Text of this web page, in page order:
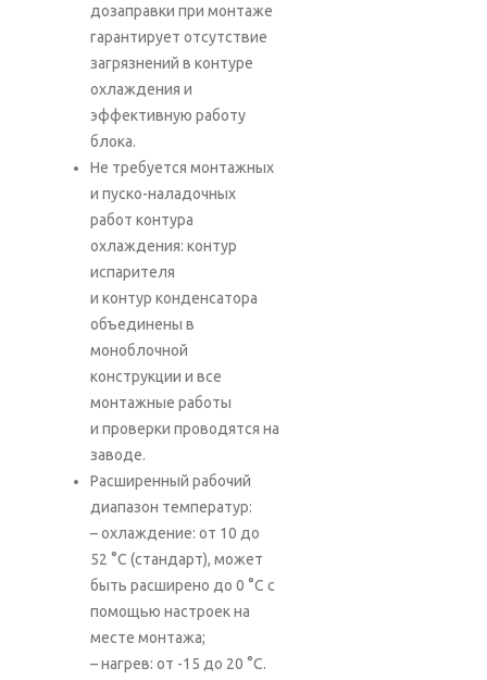
дозаправки при монтаже
гарантирует отсутствие
загрязнений в контуре
охлаждения и
эффективную работу
блока.
Не требуется монтажных
и пуско-наладочных
работ контура
охлаждения: контур
испарителя
и контур конденсатора
объединены в
моноблочной
конструкции и все
монтажные работы
и проверки проводятся на
заводе.
Расширенный рабочий
диапазон температур:
– охлаждение: от 10 до
52 °C (стандарт), может
быть расширено до 0 °C с
помощью настроек на
месте монтажа;
– нагрев: от -15 до 20 °C.